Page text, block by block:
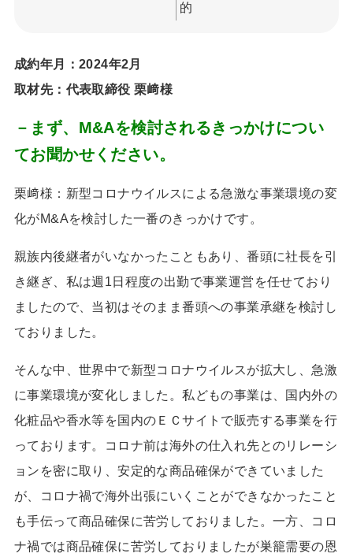
的
成約年月：2024年2月
取材先：代表取締役 栗﨑様
－まず、M&Aを検討されるきっかけについ
てお聞かせください。
栗﨑様：新型コロナウイルスによる急激な事業環境の変
化がM&Aを検討した一番のきっかけです。
親族内後継者がいなかったこともあり、番頭に社長を引
き継ぎ、私は週 1 日程度の出勤で事業運営を任せており
ましたので、当初はそのまま番頭への事業承継を検討し
ておりました。
そんな中、世界中で新型コロナウイルスが拡大し、急激
に事業環境が変化しました。私どもの事業は、国内外の
化粧品や香水等を国内のＥＣサイトで販売する事業を行
っております。コロナ前は海外の仕入れ先とのリレーシ
ョンを密に取り、安定的な商品確保ができていました
が、コロナ禍で海外出張にいくことができなかったこと
も手伝って商品確保に苦労しておりました。一方、コロ
ナ禍では商品確保に苦労しておりましたが巣籠需要の恩